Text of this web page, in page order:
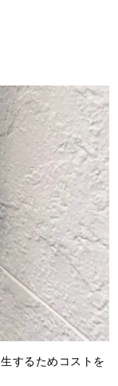
するためコストを